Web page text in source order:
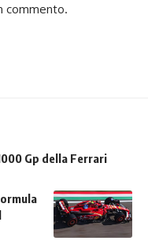
commento.
Gp della Ferrari